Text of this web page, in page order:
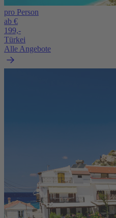
pro Person
ab €
199,-
Türkei
Alle Angebote